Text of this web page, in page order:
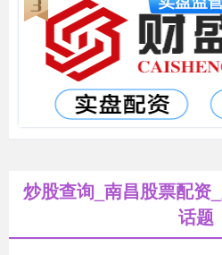
炒股查询_南昌股票配资
话题